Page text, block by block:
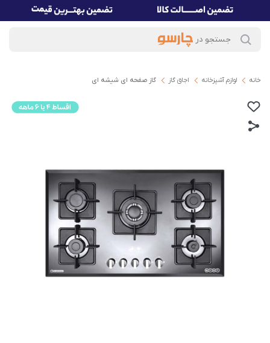
خانه لوازم آشپزخانه اجاق گاز گاز صفحه ای شیشه ای